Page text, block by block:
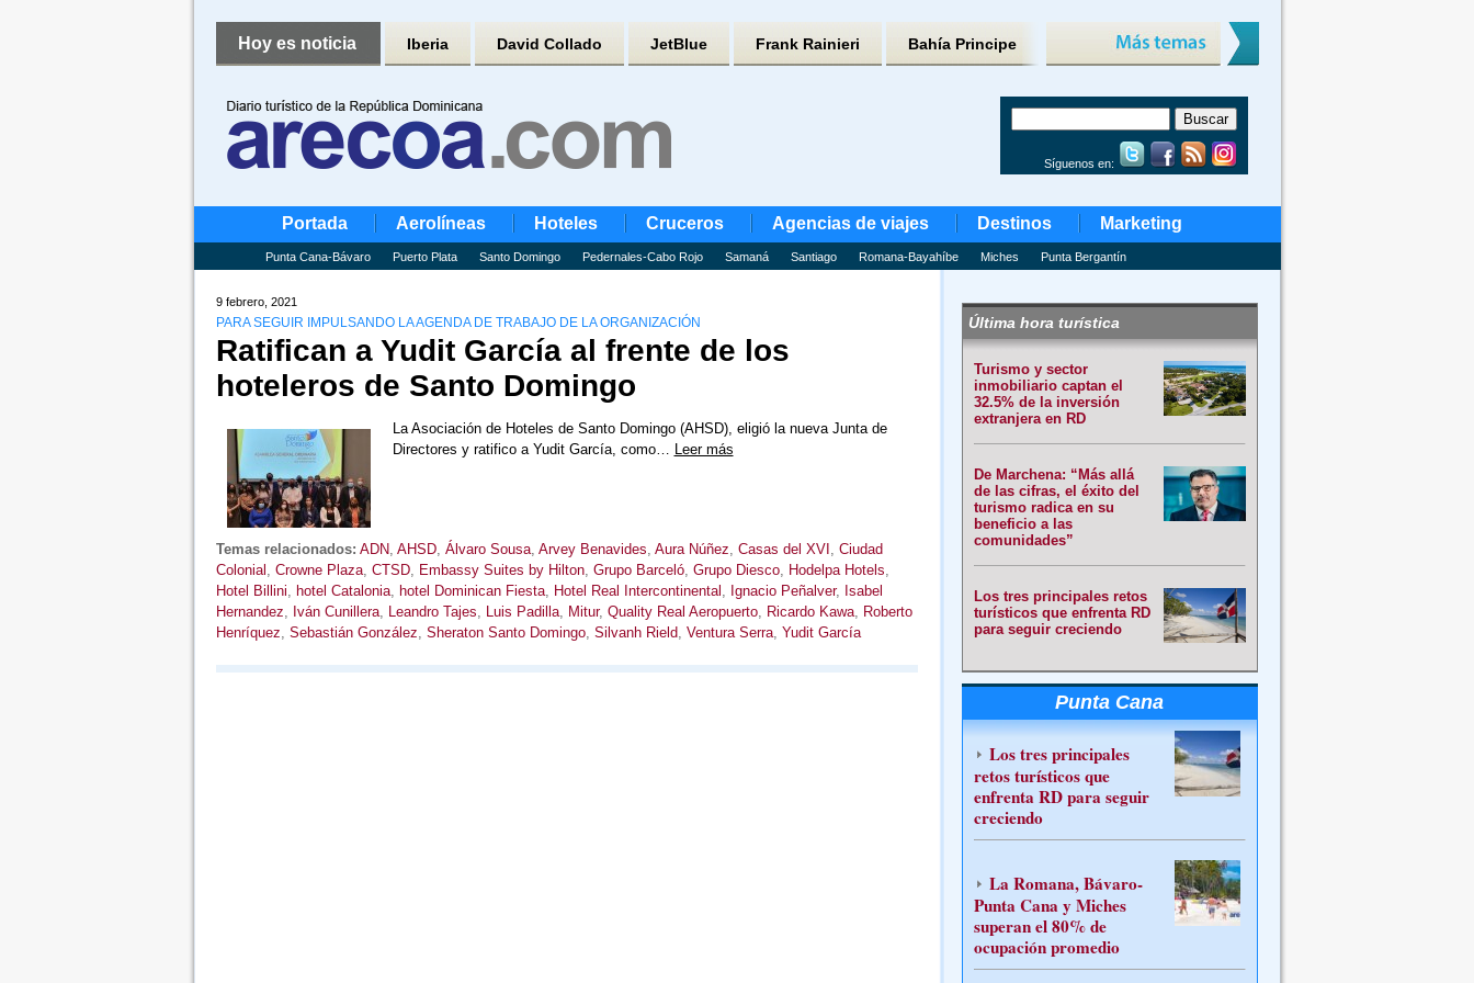
Hoy es noticia Iberia David Collado JetBlue Frank Rainieri Bahía Principe
Síguenos en:
Portada Aerolíneas Hoteles Cruceros Agencias de viajes Destinos Marketing
Punta Cana-Bávaro Puerto Plata Santo Domingo Pedernales-Cabo Rojo Samaná Santiago Romana-Bayahíbe Miches Punta Bergantín
9 febrero, 2021
PARA SEGUIR IMPULSANDO LA AGENDA DE TRABAJO DE LA ORGANIZACIÓN
Ratifican a Yudit García al frente de los
hoteleros de Santo Domingo
La Asociación de Hoteles de Santo Domingo (AHSD), eligió la nueva Junta de
Directores y ratifico a Yudit García, como… Leer más
Temas relacionados: ADN, AHSD, Álvaro Sousa, Arvey Benavides, Aura Núñez, Casas del XVI , Ciudad
Colonial , Crowne Plaza, CTSD, Embassy Suites by Hilton, Grupo Barceló, Grupo Diesco, Hodelpa Hotels,
Hotel Billini, hotel Catalonia, hotel Dominican Fiesta, Hotel Real Intercontinental , Ignacio Peñalver, Isabel
Hernandez, Iván Cunillera, Leandro Tajes, Luis Padilla, Mitur, Quality Real Aeropuerto, Ricardo Kawa, Roberto
Henríquez, Sebastián González, Sheraton Santo Domingo, Silvanh Rield, Ventura Serra, Yudit García
Última hora turística
Turismo y sector
inmobiliario captan el
32.5% de la inversión
extranjera en RD
De Marchena: “Más allá
de las cifras, el éxito del
turismo radica en su
beneficio a las
comunidades”
Los tres principales retos
turísticos que enfrenta RD
para seguir creciendo
Punta Cana
Los tres principales
retos turísticos que
enfrenta RD para seguir
creciendo
La Romana, Bávaro-
Punta Cana y Miches
superan el 80% de
ocupación promedio